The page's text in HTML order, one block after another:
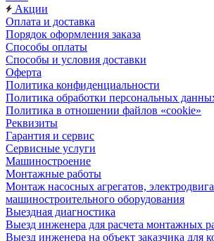
Акции
Оплата и доставка
Порядок оформления заказа
Способы оплаты
Способы и условия доставки
Оферта
Политика конфиденциальности
Политика обработки персональных
Политика в отношении файлов «cookie»
Реквизиты
Гарантия и сервис
Сервисные услуги
Машиностроение
Монтажные работы
Монтаж насосных агрегатов,
машиностроительного оборудования
Выездная диагностика
Выезд инженера для расчета монтажных
Выезд инженера на объект заказчика для